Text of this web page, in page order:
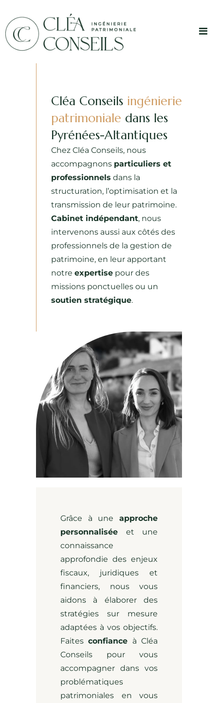
Cléa Conseils ingénierie
patrimoniale dans les
Pyrénées-Altantiques
Chez Cléa Conseils, nous
accompagnons particuliers et
professionnels dans la
structuration, l’optimisation et la
transmission de leur patrimoine.
Cabinet indépendant, nous
intervenons aussi aux côtés des
professionnels de la gestion de
patrimoine, en leur apportant
notre expertise pour des
missions ponctuelles ou un
soutien stratégique.
Grâce à une approche
personnalisée et une
connaissance
approfondie des enjeux
fiscaux, juridiques et
financiers, nous vous
aidons à élaborer des
stratégies sur mesure
adaptées à vos objectifs.
Faitesconfiance à Cléa
Conseils pour vous
accompagner dans vos
problématiques
patrimoniales en vous